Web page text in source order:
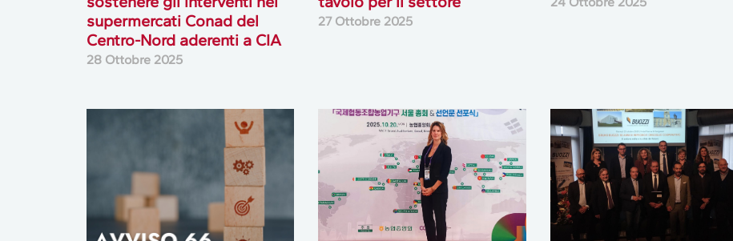
supermercati Conad del
Centro-Nord aderenti a CIA
28 Ottobre 2025
27 Ottobre 2025